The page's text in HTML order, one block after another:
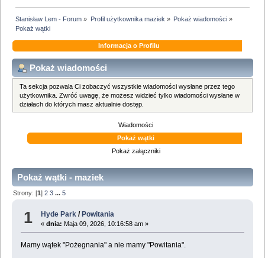
Stanisław Lem - Forum » Profil użytkownika maziek » Pokaż wiadomości»
Pokaż wątki
Informacja o Profilu
Pokaż wiadomości
Ta sekcja pozwala Ci zobaczyć wszystkie wiadomości wysłane przez tego
użytkownika. Zwróć uwagę, że możesz widzieć tylko wiadomości wysłane w
działach do których masz aktualnie dostęp.
Wiadomości
Pokaż wątki
Pokaż załączniki
Pokaż wątki - maziek
Strony: [1]2 3 ...5
1 Hyde Park / Powitania
«dnia: Maja 09, 2026, 10:16:58 am »
Mamy wątek "Pożegnania" a nie mamy "Powitania".